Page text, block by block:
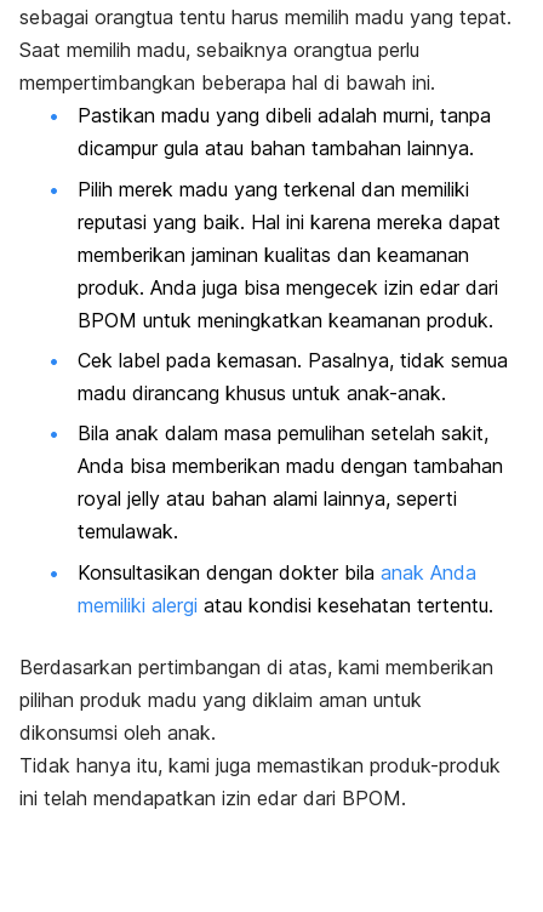
sebagai orangtua tentu harus memilih madu yang tepat.
Saat memilih madu, sebaiknya orangtua perlu
mempertimbangkan beberapa hal di bawah ini.
Pastikan madu yang dibeli adalah murni, tanpa
dicampur gula atau bahan tambahan lainnya.
Pilih merek madu yang terkenal dan memiliki
reputasi yang baik. Hal ini karena mereka dapat
memberikan jaminan kualitas dan keamanan
produk. Anda juga bisa mengecek izin edar dari
BPOM untuk meningkatkan keamanan produk.
Cek label pada kemasan. Pasalnya, tidak semua
madu dirancang khusus untuk anak-anak.
Bila anak dalam masa pemulihan setelah sakit,
Anda bisa memberikan madu dengan tambahan
royal jelly atau bahan alami lainnya, seperti
temulawak.
Konsultasikan dengan dokter bila anak Anda
memiliki alergi atau kondisi kesehatan tertentu.
Berdasarkan pertimbangan di atas, kami memberikan
pilihan produk madu yang diklaim aman untuk
dikonsumsi oleh anak.
Tidak hanya itu, kami juga memastikan produk-produk
ini telah mendapatkan izin edar dari BPOM.